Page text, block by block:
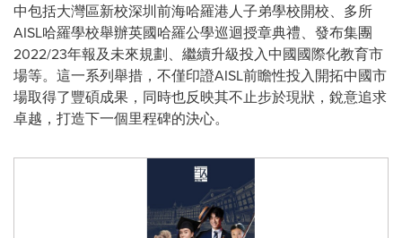
中包括大灣區新校深圳前海哈羅港人子弟學校開校、多所
AISL哈羅學校舉辦英國哈羅公學巡迴授章典禮、發布集團
2022/23年報及未來規劃、繼續升級投入中國國際化教育市
場等。這一系列舉措，不僅印證AISL前瞻性投入開拓中國市
場取得了豐碩成果，同時也反映其不止步於現狀，銳意追求
卓越，打造下一個里程碑的決心。